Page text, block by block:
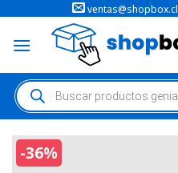
ventas@shopbox.cl
-36%